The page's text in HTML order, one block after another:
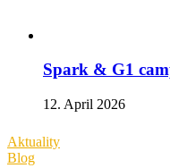
Spark & G1
12. April 2026
Aktuality
Blog